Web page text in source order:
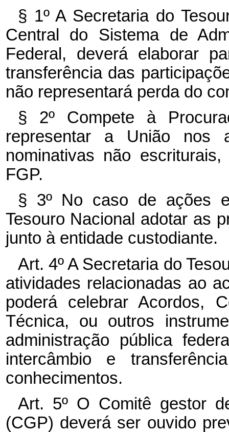
§ 1º A Secretaria do
Central do Sistema de
Federal, deverá elaborar
transferência das
não representará perda do
§ 2º Compete à
representar a União nos
nominativas não
FGP.
§ 3º No caso de ações
Tesouro Nacional adotar as
junto à entidade custodiante.
Art. 4º A Secretaria do
atividades relacionadas ao
poderá celebrar Acordos,
Técnica, ou outros
administração pública
intercâmbio e
conhecimentos.
Art. 5º O Comitê gestor
(CGP) deverá ser ouvido